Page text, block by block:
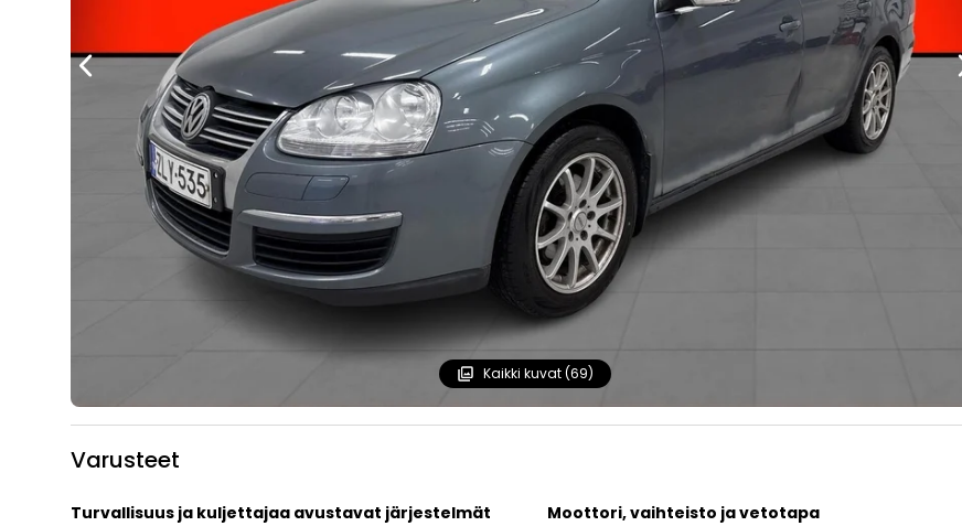
Kaikki kuvat (69)
Varusteet
Turvallisuus ja kuljettajaa avustavat järjestelmät
Moottori, vaihteisto ja vetotapa